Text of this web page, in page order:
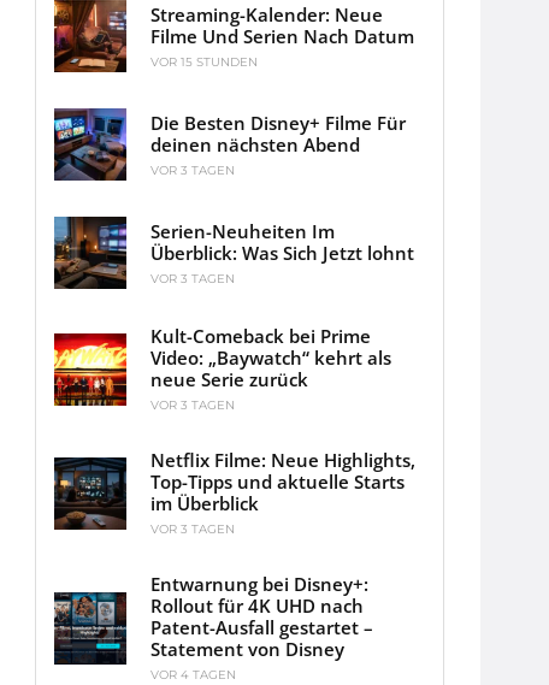
Streaming-Kalender: Neue
Filme Und Serien Nach Datum
VOR 15 STUNDEN
Die Besten Disney+ Filme Für
deinen nächsten Abend
VOR 3 TAGEN
Serien-Neuheiten Im
Überblick: Was Sich Jetzt lohnt
VOR 3 TAGEN
Kult-Comeback bei Prime
Video: „Baywatch“ kehrt als
neue Serie zurück
VOR 3 TAGEN
Netflix Filme: Neue Highlights,
Top-Tipps und aktuelle Starts
im Überblick
VOR 3 TAGEN
Entwarnung bei Disney+:
Rollout für 4K UHD nach
Patent-Ausfall gestartet –
Statement von Disney
VOR 4 TAGEN